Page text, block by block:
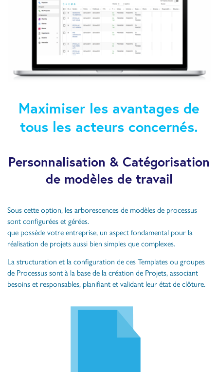
Maximiser les avantages de
tous les acteurs concernés.
Personnalisation & Catégorisation
de modèles de travail
Sous cette option, les arborescences de modèles de processus
sont configurées et gérées.
que possède votre entreprise, un aspect fondamental pour la
réalisation de projets aussi bien simples que complexes.
La structuration et la configuration de ces Templates ou groupes
de Processus sont à la base de la création de Projets, associant
besoins et responsables, planifiant et validant leur état de clôture.